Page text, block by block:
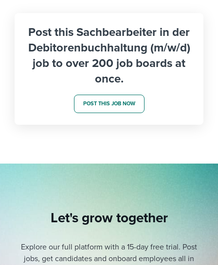
Post this Sachbearbeiter in der
Debitorenbuchhaltung (m/w/d)
job to over 200 job boards at
once.
POST THIS JOB NOW
Let's grow together
Explore our full platform with a 15-day free trial. Post
jobs, get candidates and onboard employees all in